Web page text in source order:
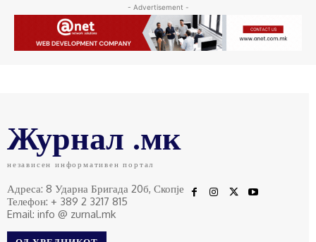
- Advertisement -
Журнал .мк
независен информативен портал
Адреса: 8 Ударна Бригада 20б, Скопје
Телефон: + 389 2 3217 815
Email: info @ zurnal.mk